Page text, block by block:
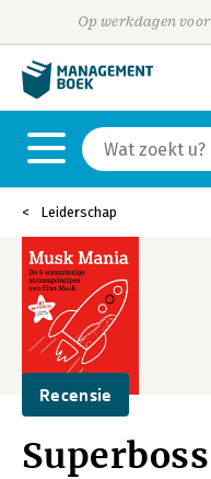
Op werkdagen
Leiderschap
Recensie